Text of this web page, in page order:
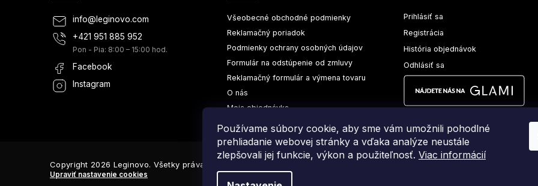
Používame súbory cookie, aby sme vám umožnili pohodlné
prehliadanie webovej stránky a vďaka analýze neustále
zlepšovali jej funkcie, výkon a použiteľnosť. Viac informácií
info@ leginovo.com
+421 951 885 952
Pon - Pia: 8:00 – 15:00 hod.
Facebook
Instagram
Všeobecné obchodné podmienky
Reklamačný poriadok
Podmienky ochrany osobných údajov
Formulár na odstúpenie od zmluvy
Reklamačný formulár a výmena tovaru
O nás
Moja objednávka
Prihlásiť sa
Registrácia
História objednávok
Odhlásiť sa
Copyright 2026 Leginovo. Všetky práva vyhradené.
Upraviť nastavenie cookies